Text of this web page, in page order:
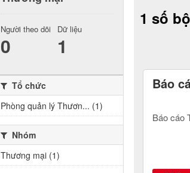
1 số
Báo
Báo cáo
Người theo dõi
0
Dữ liệu
1
Tổ chức
Phòng quản lý Thươn... (1)
Nhóm
Thương mại (1)